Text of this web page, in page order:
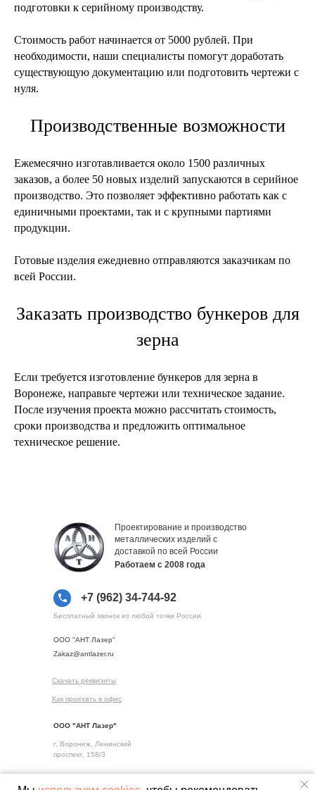
подготовки к серийному производству.
Стоимость работ начинается от 5000 рублей. При
необходимости, наши специалисты помогут доработать
существующую документацию или подготовить чертежи с
нуля.
Производственные возможности
Ежемесячно изготавливается около 1500 различных
заказов, а более 50 новых изделий запускаются в серийное
производство. Это позволяет эффективно работать как с
единичными проектами, так и с крупными партиями
продукции.
Готовые изделия ежедневно отправляются заказчикам по
всей России.
Заказать производство бункеров для
зерна
Если требуется изготовление бункеров для зерна в
Воронеже, направьте чертежи или техническое задание.
После изучения проекта можно рассчитать стоимость,
сроки производства и предложить оптимальное
техническое решение.
Проектирование и производство
металлических изделий с
доставкой по всей России
Бесплатный звонок из любой точки России
Работаем с 2008 года
+7 (962) 34-744-92
ООО "АНТ Лазер"
ООО "АНТ Лазер"
г. Воронеж, Ленинский
проспект, 158/3
Zakaz@antlazer.ru
Как проехать в офис
Скачать реквизиты